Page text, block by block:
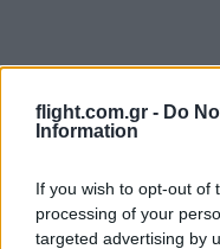
flight.com.gr - Do
Information
If you wish to opt-out of
processing of your
targeted advertising by
Login
COMMENTS